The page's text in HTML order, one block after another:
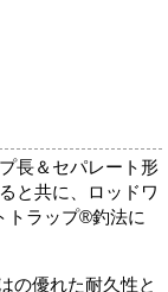
長＆セパレート形
と共に、ロッドワ
トラップ®釣法に
の優れた耐久性と